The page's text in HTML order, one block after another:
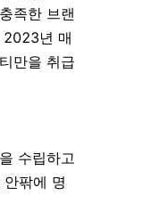
족한 브랜
2023년 매
만을 취급
수립하고
팎에 명